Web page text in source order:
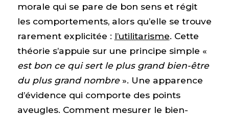
morale qui se pare de bon sens et régit
les comportements, alors qu’elle se trouve
rarement explicitée : l’utilitarisme. Cette
théorie s’appuie sur une principe simple «
est bon ce qui sert le plus grand bien-être
du plus grand nombre». Une apparence
d’évidence qui comporte des points
aveugles. Comment mesurer le bien-